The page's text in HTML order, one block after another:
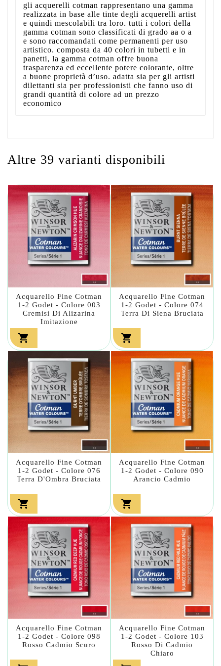
gli acquerelli cotman rappresentano una gamma
realizzata in base alle tinte degli acquerelli artist
e quindi mescolabili tra loro. tutti i colori della
gamma cotman sono classificati di grado aa o a
e sono raccomandati come permanenti per uso
artistico. composta da 40 colori in tubetti e in
panetti, la gamma cotman offre buona
trasparenza ed eccellente potere colorante, oltre
a buone proprietà d’uso. adatta sia per gli artisti
dilettanti sia per professionisti che fanno uso di
grandi quantità di colore ad un prezzo
economico
Altre 39 varianti disponibili
Acquarello Fine Cotman
1-2 Godet - Colore 003
Cremisi Di Alizarina
Imitazione

Acquarello Fine Cotman
1-2 Godet - Colore 074
Terra Di Siena Bruciata

Acquarello Fine Cotman
1-2 Godet - Colore 076
Terra D'Ombra Bruciata

Acquarello Fine Cotman
1-2 Godet - Colore 090
Arancio Cadmio

Acquarello Fine Cotman
1-2 Godet - Colore 098
Rosso Cadmio Scuro
Acquarello Fine Cotman
1-2 Godet - Colore 103
Rosso Di Cadmio
Chiaro